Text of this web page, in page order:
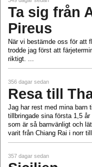
Ta sig från
Pireus
När vi bestämde oss för att
trodde jag först att
riktigt. ...
356 dagar sedan
Resa till
Jag har rest med mina barn
tillbringade sina första 1,5
som är så barnvänligt och
varit från Chiang Rai i norr
357 dagar sedan